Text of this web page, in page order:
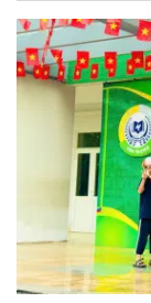
bắt buộc,